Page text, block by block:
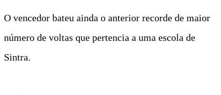
O vencedor bateu ainda o anterior recorde de maior
número de voltas que pertencia a uma escola de
Sintra.